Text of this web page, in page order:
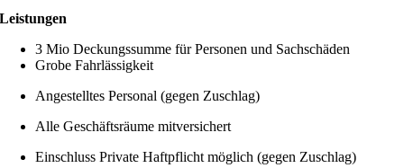
Leistungen
3 Mio Deckungssumme für Personen und Sachschäden
Grobe Fahrlässigkeit
Angestelltes Personal (gegen Zuschlag)
Alle Geschäftsräume mitversichert
Einschluss Private Haftpflicht möglich (gegen Zuschlag)